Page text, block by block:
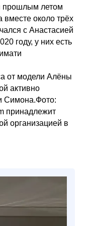
прошлым летом
вместе около трёх
с Анастасией
году, у них есть
от модели Алёны
активно
Симона.Фото:
принадлежит
организацией в